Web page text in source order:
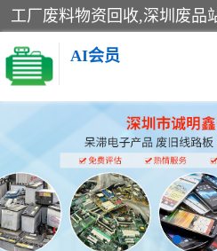
AI会员
线路板回收
电子产品回收
金属回收